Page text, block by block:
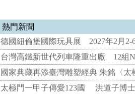
熱門新聞
德國紐倫堡國際玩具展 2027年2月2-
台灣高鐵新世代列車隆重出廠 12組
國家典藏再添臺灣雕塑經典 朱銘〈
太極門一甲子傳愛123國 洪道子博